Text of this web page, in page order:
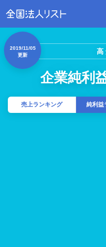
企業純利
2019/11/05
更新
売上ランキング 純利益